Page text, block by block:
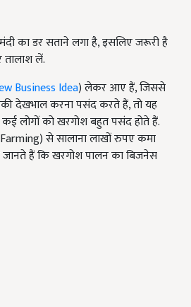
का डर सताने लगा है, इसलिए जरूरी है
लें.
Business Idea) लेकर आए हैं, जिससे
देखभाल करना पसंद करते हैं, तो यह
लोगों को खरगोश बहुत पसंद होते हैं.
से सालाना लाखों रुपए कमा
हैं कि खरगोश पालन का बिजनेस